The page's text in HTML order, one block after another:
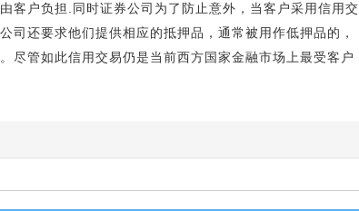
客户负担.同时证券公司为了防止意外，当客户采用信用交
司还要求他们提供相应的抵押品，通常被用作低押品的，
尽管如此信用交易仍是当前西方国家金融市场上最受客户